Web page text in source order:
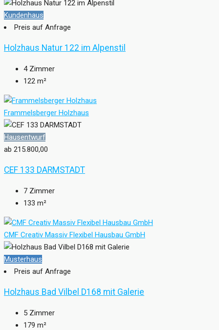
Kundenhaus
Preis auf Anfrage
Holzhaus Natur 122 im Alpenstil
4 Zimmer
122 m²
Frammelsberger Holzhaus
Hausentwurf
ab 215.800,00
CEF 133 DARMSTADT
7 Zimmer
133 m²
CMF Creativ Massiv Flexibel Hausbau GmbH
Musterhaus
Preis auf Anfrage
Holzhaus Bad Vilbel D168 mit Galerie
5 Zimmer
179 m²